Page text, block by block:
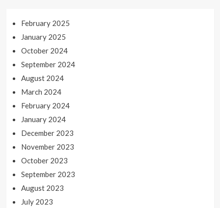
February 2025
January 2025
October 2024
September 2024
August 2024
March 2024
February 2024
January 2024
December 2023
November 2023
October 2023
September 2023
August 2023
July 2023